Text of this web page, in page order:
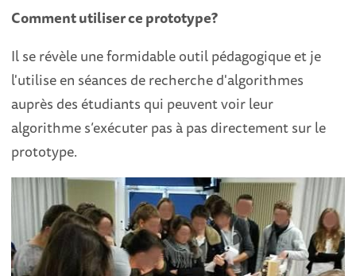
Comment utiliser ce prototype?
Il se révèle une formidable outil pédagogique et je
l'utilise en séances de recherche d'algorithmes
auprès des étudiants qui peuvent voir leur
algorithme s’exécuter pas à pas directement sur le
prototype.